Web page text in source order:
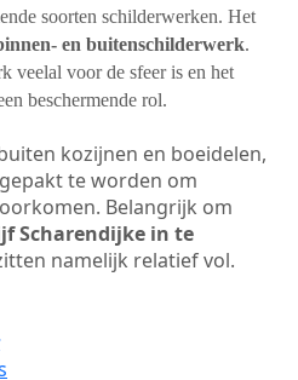
soorten schilderwerken. Het
en buitenschilderwerk.
veelal voor de sfeer is en het
beschermende rol.
kozijnen en boeidelen,
te worden om
Belangrijk om
Scharendijke in te
namelijk relatief vol.